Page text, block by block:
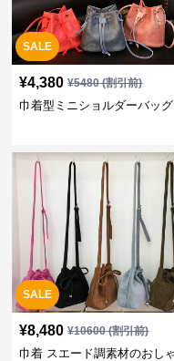
SALE
¥4,380 ¥5480(割引前)
巾着型ミニショルダーバッグ
SALE
¥8,480 ¥10600(割引前)
巾着 スエード調素材のおし